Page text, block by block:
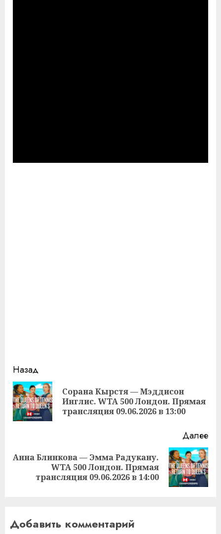
Продолжить
чтение
Назад
Сорана Кырстя — Мэддисон
Инглис. WTA 500 Лондон. Прямая
трансляция 09.06.2026 в 13:00
Далее
Следующая
запись:
Анна Блинкова — Эмма Радукану.
WTA 500 Лондон. Прямая
трансляция 09.06.2026 в 14:00
Добавить комментарий